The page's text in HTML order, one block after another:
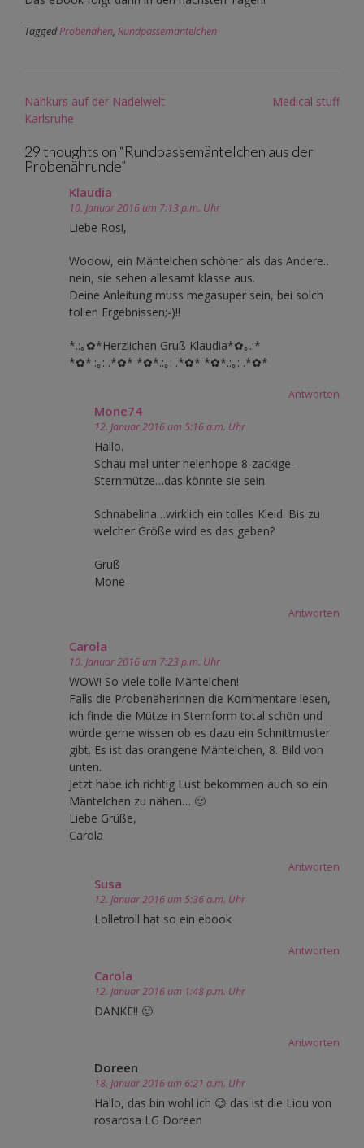
TaggedProbenähen, Rundpassemäntelchen
Post
navigation
Nähkurs auf der Nadelwelt
Karlsruhe
Medical stuff
29 thoughts on “Rundpassemäntelchen aus der
Probenährunde”
Klaudia
10. Januar 2016 um 7:13 p.m. Uhr
Liebe Rosi,
Wooow, ein Mäntelchen schöner als das Andere…
nein, sie sehen allesamt klasse aus.
Deine Anleitung muss megasuper sein, bei solch
tollen Ergebnissen;-)!!
*.:｡✿*Herzlichen Gruß Klaudia*✿｡.:*
*✿*.:｡: .*✿* *✿*.:｡: .*✿* *✿*.:｡: .*✿*
Antworten
Mone74
12. Januar 2016 um 5:16 a.m. Uhr
Hallo.
Schau mal unter helenhope 8-zackige-
Sternmütze…das könnte sie sein.
Schnabelina…wirklich ein tolles Kleid. Bis zu
welcher Größe wird es das geben?
Gruß
Mone
Antworten
Carola
10. Januar 2016 um 7:23 p.m. Uhr
WOW! So viele tolle Mäntelchen!
Falls die Probenäherinnen die Kommentare lesen,
ich finde die Mütze in Sternform total schön und
würde gerne wissen ob es dazu ein Schnittmuster
gibt. Es ist das orangene Mäntelchen, 8. Bild von
unten.
Jetzt habe ich richtig Lust bekommen auch so ein
Mäntelchen zu nähen… 🙂
Liebe Grüße,
Carola
Antworten
Susa
12. Januar 2016 um 5:36 a.m. Uhr
Lolletroll hat so ein ebook
Antworten
Carola
12. Januar 2016 um 1:48 p.m. Uhr
DANKE!! 🙂
Antworten
Doreen
18. Januar 2016 um 6:21 a.m. Uhr
Hallo, das bin wohl ich 😉 das ist die Liou von
rosarosa LG Doreen